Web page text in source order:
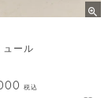
ール
税込